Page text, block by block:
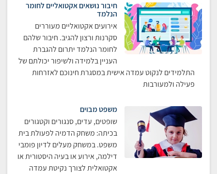
חיבור נושאים אקטואליים לחומר
הנלמד
אירועים אקטואליים מעוררים
סקרנות ורצון להגיב. חיבור שלהם
לחומר הנלמד יתרום להגברת
העניין בלמידה ולשיפור יכולתם של
התלמידים לנקוט עמדה אישית במסגרת חינוכם לאזרחות
פעילה ולמעורבות
משפט מבוים
שופטים, עדים, סנגורים וקטגורים
בכיתה: משחק הדמיה לפעולת בית
משפט. במשחק מעלים לדיון פומבי
דילמה, אירוע או בעיה היסטורית או
אקטואלית לצורך נקיטת עמדה